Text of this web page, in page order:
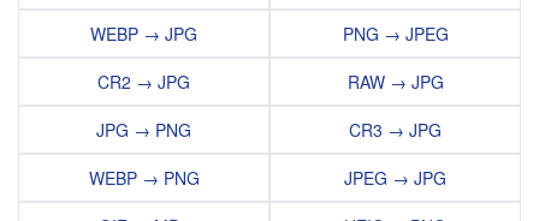
WEBP → JPG
CR2 → JPG
JPG → PNG
WEBP → PNG
PNG → JPEG
RAW → JPG
CR3 → JPG
JPEG → JPG